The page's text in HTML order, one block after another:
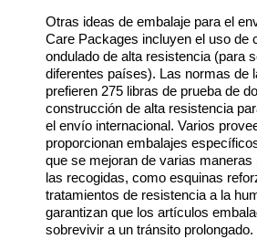
Otras ideas de embalaje para el
Care Packages incluyen el uso de
ondulado de alta resistencia (para
diferentes países). Las normas de
prefieren 275 libras de prueba de
construcción de alta resistencia
el envío internacional. Varios
proporcionan embalajes
que se mejoran de varias maneras
las recogidas, como esquinas
tratamientos de resistencia a la
garantizan que los artículos
sobrevivir a un tránsito prolongado.